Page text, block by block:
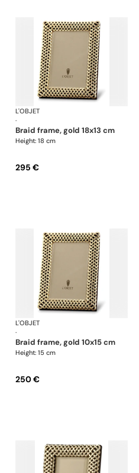
Picture Frames
L'OBJET
·
braid frame, gold 18x13 cm
Height: 18 cm
295 €
Picture Frames
L'OBJET
·
braid frame, gold 10x15 cm
Height: 15 cm
250 €